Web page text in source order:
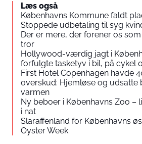
Læs også
Københavns Kommune faldt
Stoppede udbetaling til syg
Der er mere, der forener os
tror
Hollywood-værdig jagt i
forfulgte tasketyv i bil, på cykel
First Hotel Copenhagen havde
overskud: Hjemløse og udsatte
varmen
Ny beboer i Københavns Zoo –
i nat
Slaraffenland for Københavns
Oyster Week